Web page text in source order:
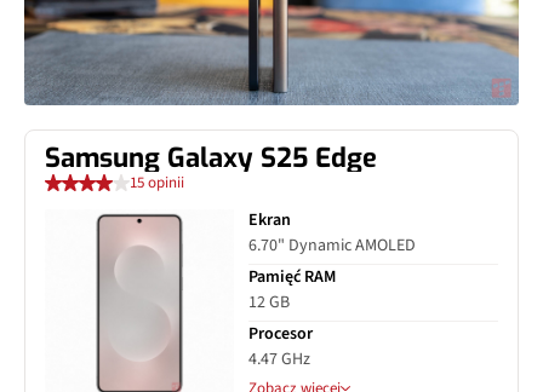
Samsung Galaxy S25 Edge
15 opinii
Ekran
6.70" Dynamic AMOLED
Pamięć RAM
12 GB
Procesor
4.47 GHz